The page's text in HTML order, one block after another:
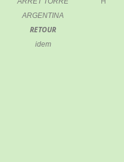
ARGENTINA
RETOUR
idem